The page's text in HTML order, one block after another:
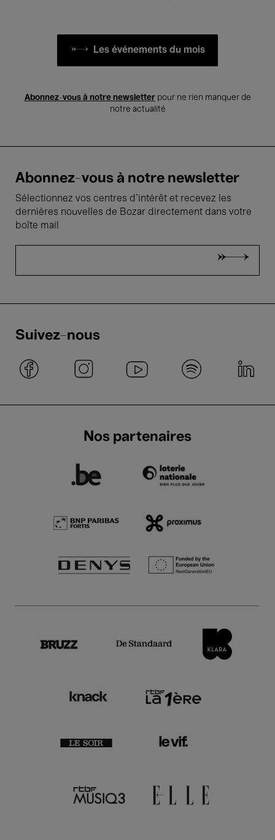
Les événements du mois
Abonnez-vous à notre newsletterpour ne rien manquer de
notre actualité
Abonnez-vous à notre newsletter
Sélectionnez vos centres d'intérêt et recevez les
dernières nouvelles de Bozar directement dans votre
boîte mail
Suivez-nous
Nos partenaires